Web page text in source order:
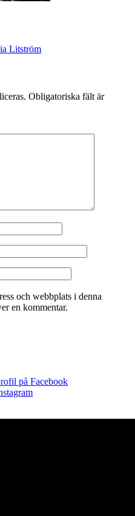
Litström
Obligatoriska fält är
och webbplats i denna
en kommentar.
på Facebook